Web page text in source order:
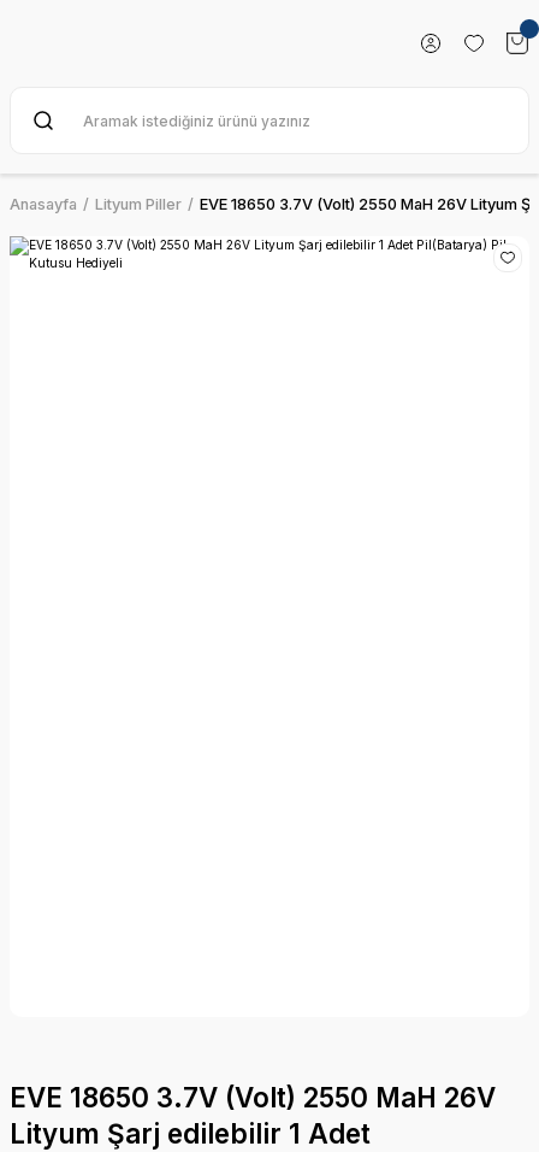
Anasayfa Lityum Piller EVE 18650 3.7V (Volt) 2550 MaH 26V Lityum
EVE 18650 3.7V (Volt) 2550 MaH 26V
Lityum Şarj edilebilir 1 Adet